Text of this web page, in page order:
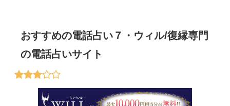
おすすめの電話占い７・ウィル/復縁専門
の電話占いサイト